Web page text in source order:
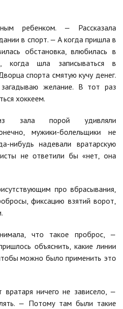
ребенком. — Рассказала
в спорт. — А когда пришла в
обстановка, влюбилась в
шла записываться в
спорта смятую кучу денег.
желание. В тот раз
хоккеем.
зала порой удивляли
мужики-болельщики не
нибудь надевали вратарскую
не ответили бы «нет, она
про вбрасывания,
фиксацию взятий ворот,
что такое проброс, —
объяснить, какие линии
можно было применить это
ничего не зависело, —
— Потому там были такие